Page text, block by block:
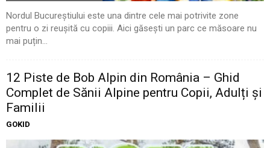
Nordul Bucureștiului este una dintre cele mai potrivite zone
pentru o zi reușită cu copiii. Aici găsești un parc ce măsoare nu
mai puțin...
12 Piste de Bob Alpin din România – Ghid
Complet de Sănii Alpine pentru Copii, Adulți și
Familii
GOKID